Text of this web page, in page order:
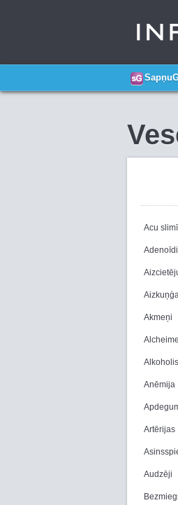
Acu
Adenoīdi
Akmeņi
Anēmija
Artērijas
Audzēji